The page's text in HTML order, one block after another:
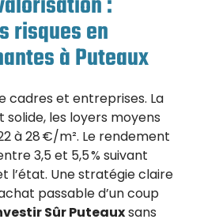
risques en
à Puteaux
cadres et entreprises. La
les loyers moyens
à 28 €/m². Le rendement
3,5 et 5,5 % suivant
l’état. Une stratégie claire
passable d’un coup
Sûr Puteauxsans